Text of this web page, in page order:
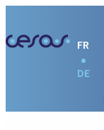
FR
DE